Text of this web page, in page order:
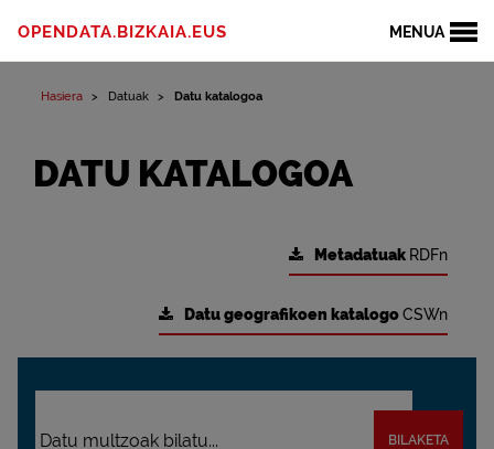
MENUA
OPENDATA.BIZKAIA.EUS
Hasiera Datuak Datu katalogoa
DATU KATALOGOA
Metadatuak RDFn
Datu geografikoen katalogoCSWn
BILAKETA